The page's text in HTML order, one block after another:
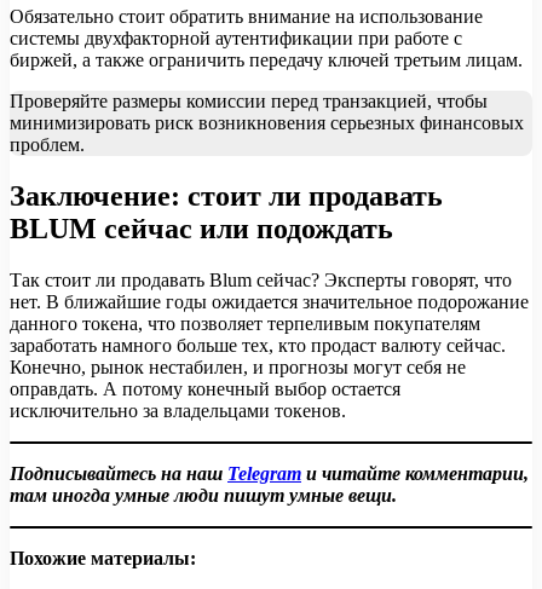
Обязательно стоит обратить внимание на использование
системы двухфакторной аутентификации при работе с
биржей, а также ограничить передачу ключей третьим лицам.
Проверяйте размеры комиссии перед транзакцией, чтобы
минимизировать риск возникновения серьезных финансовых
проблем.
Заключение: стоит ли продавать
BLUM сейчас или подождать
Так стоит ли продавать Blum сейчас? Эксперты говорят, что
нет. В ближайшие годы ожидается значительное подорожание
данного токена, что позволяет терпеливым покупателям
заработать намного больше тех, кто продаст валюту сейчас.
Конечно, рынок нестабилен, и прогнозы могут себя не
оправдать. А потому конечный выбор остается
исключительно за владельцами токенов.
Подписывайтесь на наш Telegram и читайте комментарии,
там иногда умные люди пишут умные вещи.
Похожие материалы: